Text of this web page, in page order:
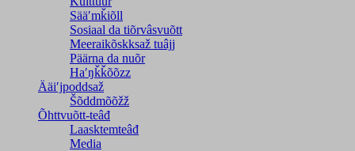
Sääʹmǩiõll
Sosiaal da tiõrvâsvuõtt
Meeraikõskksaž tuâjj
Päärna da nuõr
Haʹŋǩǩõõzz
Ääiʹjpoddsaž
Šõddmõõžž
Õhttvuõtt-teâđ
Laasktemteâđ
Media